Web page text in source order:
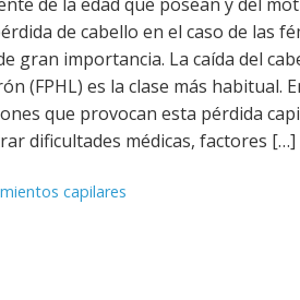
de cabello en el caso de las
gran importancia. La caída del
(FPHL) es la clase más habitual.
que provocan esta pérdida
dificultades médicas, factores […]
capilares